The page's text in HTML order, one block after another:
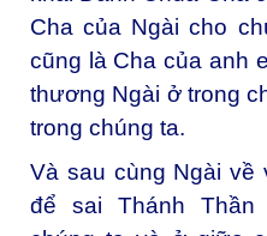
Cha của Ngài cho
cũng là Cha của anh
thương Ngài ở trong
trong chúng ta.
Và sau cùng Ngài về
để sai Thánh Thần